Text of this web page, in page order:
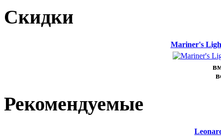
Скидки
Mariner's
Рекомендуемые